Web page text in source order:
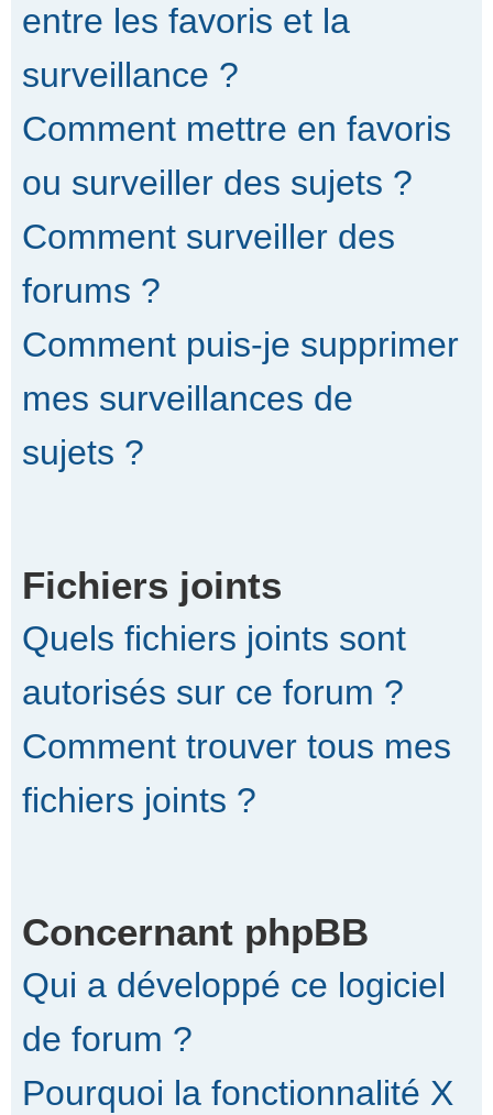
entre les favoris et la
surveillance ?
Comment mettre en favoris
ou surveiller des sujets ?
Comment surveiller des
forums ?
Comment puis-je supprimer
mes surveillances de
sujets ?
Fichiers joints
Quels fichiers joints sont
autorisés sur ce forum ?
Comment trouver tous mes
fichiers joints ?
Concernant phpBB
Qui a développé ce logiciel
de forum ?
Pourquoi la fonctionnalité X